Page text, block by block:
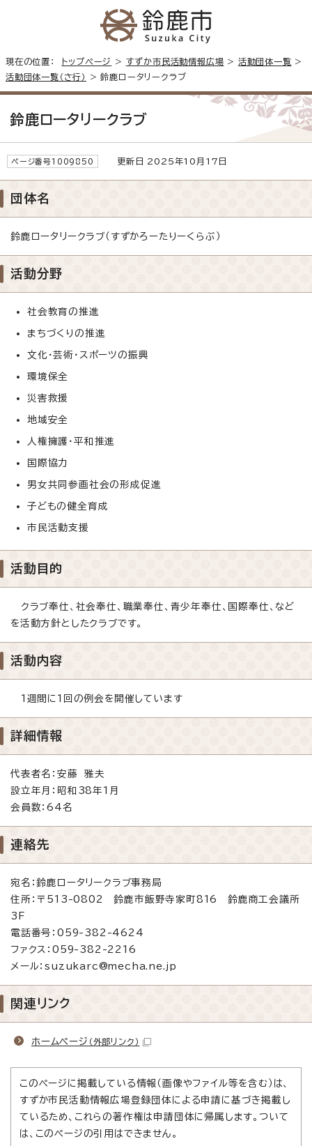
現在の位置： トップページ > すずか市民活動情報広場 > 活動団体一覧 >
活動団体一覧（さ行）
> 鈴鹿ロータリークラブ
鈴鹿ロータリークラブ
ページ番号1009850 更新日 2025年10月17日
団体名
鈴鹿ロータリークラブ（すずかろーたりーくらぶ）
活動分野
社会教育の推進
まちづくりの推進
文化・芸術・スポーツの振興
環境保全
災害救援
地域安全
人権擁護・平和推進
国際協力
男女共同参画社会の形成促進
子どもの健全育成
市民活動支援
活動目的
クラブ奉仕、社会奉仕、職業奉仕、青少年奉仕、国際奉仕、など
を活動方針としたクラブです。
活動内容
1週間に1回の例会を開催しています
詳細情報
代表者名：安藤 雅夫
設立年月：昭和38年1月
会員数：64名
連絡先
宛名：鈴鹿ロータリークラブ事務局
住所：〒513-0802 鈴鹿市飯野寺家町816 鈴鹿商工会議所
3F
電話番号：059-382-4624
ファクス：059-382-2216
メール：suzukarc@mecha.ne.jp
関連リンク
ホームページ （外部リンク）
このページに掲載している情報（画像やファイル等を含む）は、
すずか市民活動情報広場登録団体による申請に基づき掲載し
ているため、これらの著作権は申請団体に帰属します。ついて
は、このページの引用はできません。